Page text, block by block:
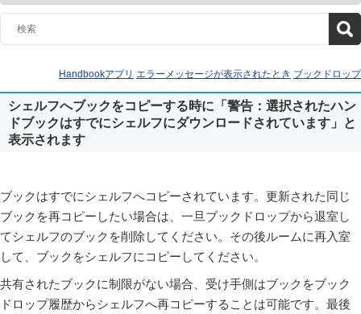
Handbookアプリ エラーメッセージが表示されたとき ブックドロップ
シェルフへブックをコピーする時に「警告：選択されたハン
ドブックはすでにシェルフにダウンロードされています」と
表示されます
ブックはすでにシェルフへコピーされています。更新された同じ
ブックを再コピーしたい場合は、一旦ブックドロップから退室し
てシェルフのブックを削除してください。その後ルームに再入室
して、ブックをシェルフにコピーしてください。
共有されたブックに制限がない場合、受け手側はブックをブック
ドロップ履歴からシェルフへ再コピーすることは可能です。最後